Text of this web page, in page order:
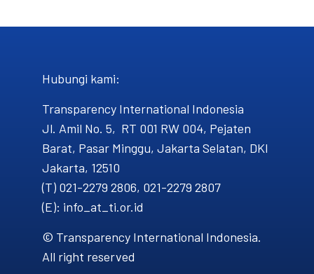
Hubungi kami​:
Transparency International Indonesia
Jl. Amil No. 5, RT 001 RW 004, Pejaten
Barat, Pasar Minggu, Jakarta Selatan, DKI
Jakarta, 12510
(T) 021-2279 2806, 021-2279 2807
(E): info_at_ti.or.id
© Transparency International Indonesia.
All right reserved